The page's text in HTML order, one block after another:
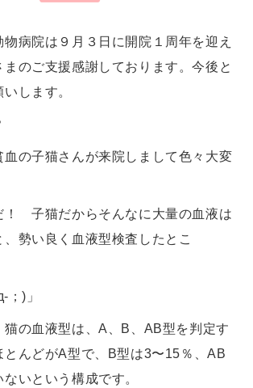
病院は９月３日に開院１周年を迎え
まのご支援感謝しております。今後と
します。
血の子猫さんが来院しまして色々大変
！ 子猫だからそんなに大量の血液は
、勢い良く血液型検査したとこ
；)」
猫の血液型は、A、B、AB型を判定す
とんどがA型で、B型は3〜15％、AB
いという構成です。